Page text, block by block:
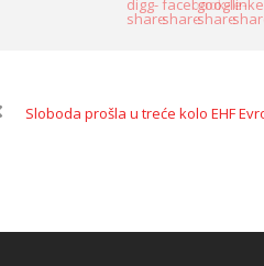
Sloboda prošla u treće kolo EHF